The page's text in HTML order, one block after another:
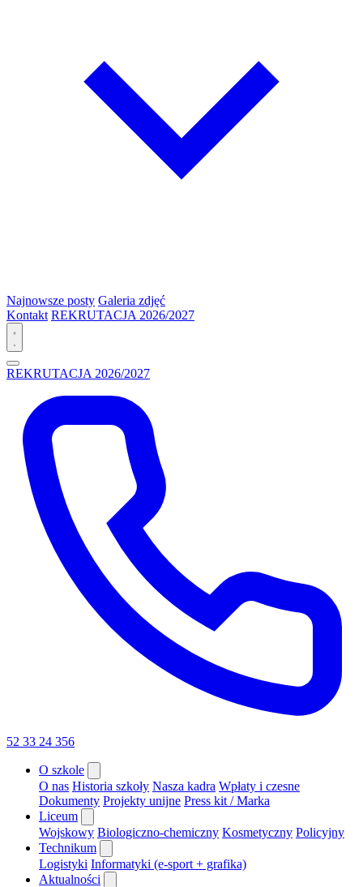
Najnowsze posty Galeria zdjęć
Kontakt REKRUTACJA 2026/2027
REKRUTACJA 2026/2027
52 33 24 356
O szkole
O nas Historia szkoły Nasza kadra Wpłaty i czesne
Dokumenty Projekty unijne Press kit / Marka
Liceum
Wojskowy Biologiczno-chemiczny Kosmetyczny Policyjny
Technikum
Logistyki Informatyki (e-sport + grafika)
Aktualności